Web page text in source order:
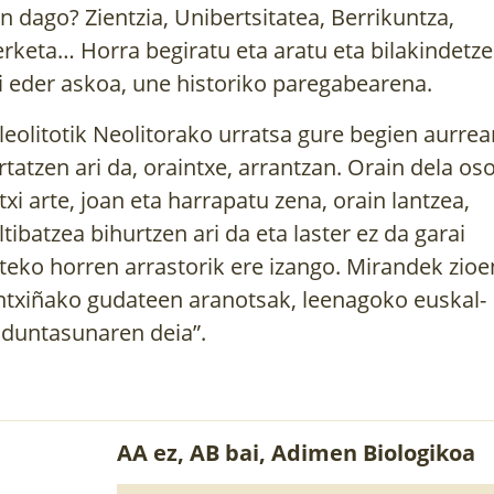
dago? Zientzia, Unibertsitatea, Berrikuntza,
Horra begiratu eta aratu eta
eder askoa, une historiko paregabearena.
Neolitorako urratsa gure begien
ari da, oraintxe, arrantzan. Orain dela oso
arte, joan eta harrapatu zena, orain lantzea,
bihurtzen ari da eta laster ez da garai
horren arrastorik ere izango. Mirandek
gudateen aranotsak, leenagoko euskal-
deia”.
AA ez, AB bai, Adimen Biologikoa